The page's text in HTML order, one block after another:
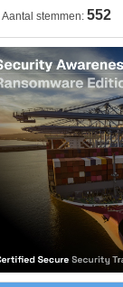
Aantal stemmen: 552